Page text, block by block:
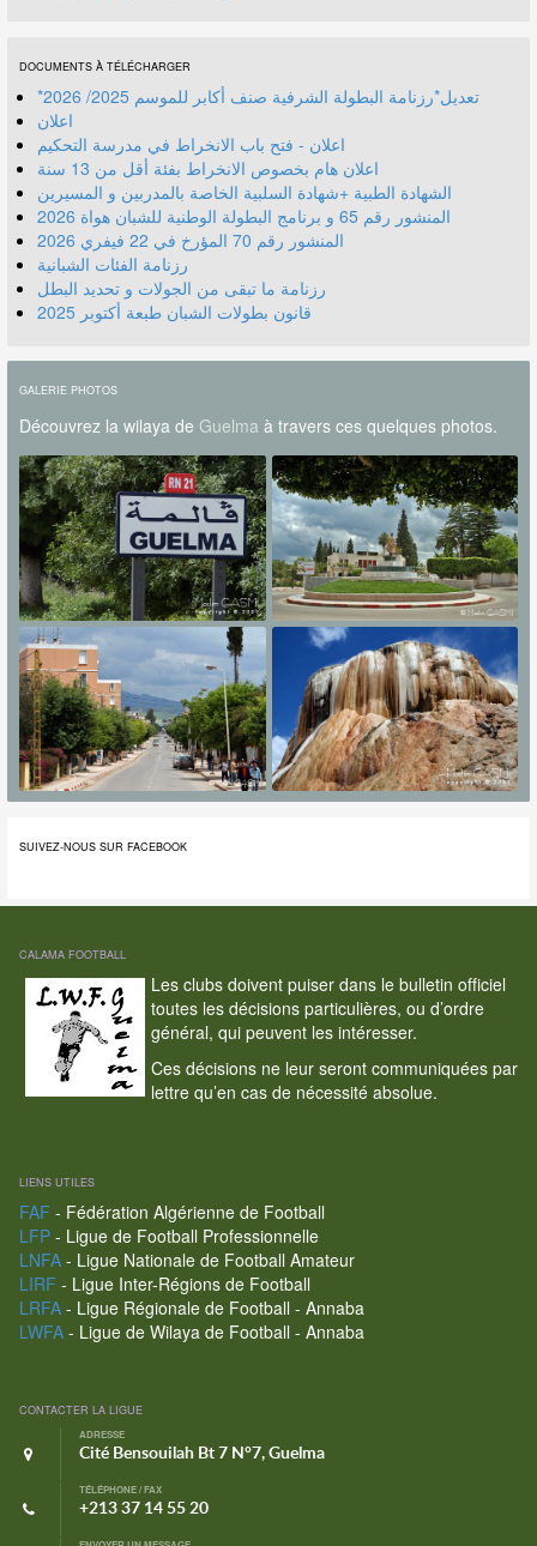
DOCUMENTS À TÉLÉCHARGER
*تعديل*رزنامة البطولة الشرفية صنف أكابر للموسم 2025/ 2026
اعلان
اعلان - فتح باب الانخراط في مدرسة التحكيم
اعلان هام بخصوص الانخراط بفئة أقل من 13 سنة
الشهادة الطبية +شهادة السلبية الخاصة بالمدربين و المسيرين
المنشور رقم 70 المؤرخ في 22 فيفري 2026
رزنامة الفئات الشبانية
رزنامة ما تبقى من الجولات و تحديد البطل
قانون بطولات الشبان طبعة أكتوبر 2025
GALERIE PHOTOS
Découvrez la wilaya de Guelmaà travers ces quelques photos.
SUIVEZ-NOUS SUR FACEBOOK
CALAMA FOOTBALL
Les clubs doivent puiser dans le bulletin officiel
toutes les décisions particulières, ou d’ordre
général, qui peuvent les intéresser.
Ces décisions ne leur seront communiquées par
lettre qu’en cas de nécessité absolue.
LIENS UTILES
FAF - Fédération Algérienne de Football
LFP- Ligue de Football Professionnelle
LNFA- Ligue Nationale de Football Amateur
LIRF - Ligue Inter-Régions de Football
LRFA- Ligue Régionale de Football - Annaba
LWFA- Ligue de Wilaya de Football - Annaba
CONTACTER LA LIGUE
ADRESSE
Cité Bensouilah Bt 7 N°7, Guelma
TÉLÉPHONE / FAX
+213 37 14 55 20